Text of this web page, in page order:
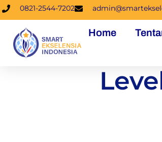
0821-2544-7202
Home